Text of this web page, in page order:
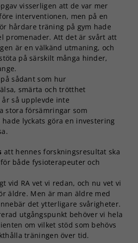
visserligen att de var mer
interventionen, men på en
hårdare träning på gym hade
promenader. Att det är svårt att
är en välkänd utmaning, och
på särskilt många hinder,
sådant som hur
smärta och trötthet
så upplevde inte
stora försämringar som
lyckats göra en investering
att hennes forskningsresultat ska
både fysioterapeuter och
vid RA vet vi redan, och nu vet vi
äldre. Men är man äldre med
det ytterligare svårigheter.
utgångspunkt behöver vi hela
om vilket stöd som behövs
träningen över tid.